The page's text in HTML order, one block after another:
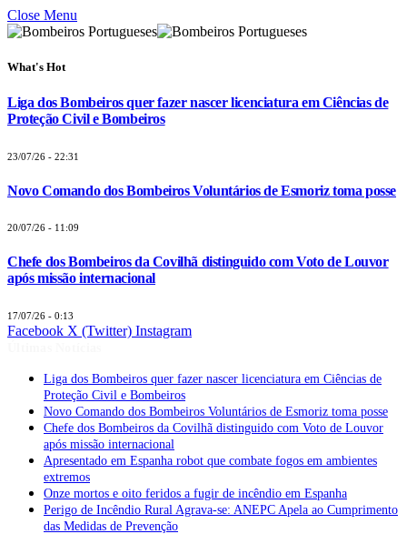
Close Menu
What's Hot
Liga dos Bombeiros quer fazer nascer licenciatura em Ciências de
Proteção Civil e Bombeiros
23/07/26 - 22:31
Novo Comando dos Bombeiros Voluntários de Esmoriz toma posse
20/07/26 - 11:09
Chefe dos Bombeiros da Covilhã distinguido com Voto de Louvor
após missão internacional
17/07/26 - 0:13
Facebook X (Twitter) Instagram
Liga dos Bombeiros quer fazer nascer licenciatura em Ciências de
Proteção Civil e Bombeiros
Novo Comando dos Bombeiros Voluntários de Esmoriz toma posse
Chefe dos Bombeiros da Covilhã distinguido com Voto de Louvor
após missão internacional
Apresentado em Espanha robot que combate fogos em ambientes
extremos
Onze mortos e oito feridos a fugir de incêndio em Espanha
Perigo de Incêndio Rural Agrava-se: ANEPC Apela ao Cumprimento
das Medidas de Prevenção